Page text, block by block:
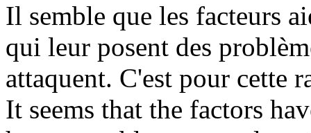
Il semble que les facteurs
qui leur posent des
attaquent. C'est pour cette
It seems that the factors